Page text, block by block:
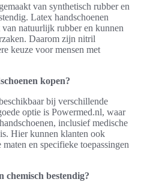
van synthetisch rubber en
Latex handschoenen
van natuurlijk rubber en kunnen
Daarom zijn nitril
keuze voor mensen met
kopen?
bij verschillende
optie is Powermed.nl, waar
inclusief medische
Hier kunnen klanten ook
en specifieke toepassingen
bestendig?